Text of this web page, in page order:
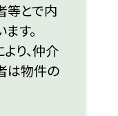
等とで内
す。
り、仲介
は物件の